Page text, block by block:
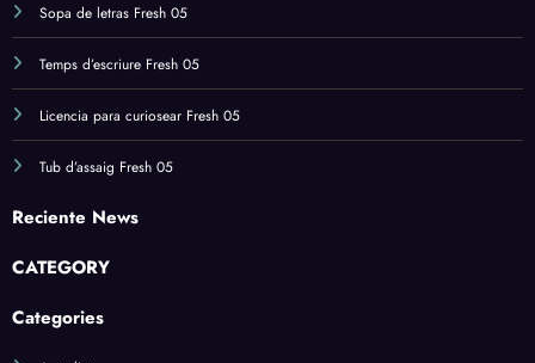
Sopa de letras Fresh 05
Temps d’escriure Fresh 05
Licencia para curiosear Fresh 05
Tub d’assaig Fresh 05
Reciente News
CATEGORY
Categories